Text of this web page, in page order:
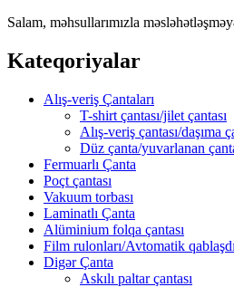
Salam, məhsullarımızla
Kateqoriyalar
Alış-veriş Çantaları
T-shirt çantası/jilet çantası
Alış-veriş çantası/daşıma
Düz çanta/yuvarlanan
Fermuarlı Çanta
Poçt çantası
Vakuum torbası
Laminatlı Çanta
Alüminium folqa çantası
Film rulonları/Avtomatik
Digər Çanta
Askılı paltar çantası